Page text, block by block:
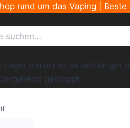
rund um das Vaping | Beste
dauert es aktuell
gestoppt.